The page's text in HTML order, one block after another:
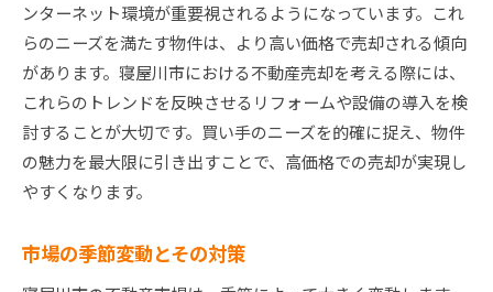
ンターネット環境が重要視されるようになっています。これ
らのニーズを満たす物件は、より高い価格で売却される傾向
があります。寝屋川市における不動産売却を考える際には、
これらのトレンドを反映させるリフォームや設備の導入を検
討することが大切です。買い手のニーズを的確に捉え、物件
の魅力を最大限に引き出すことで、高価格での売却が実現し
やすくなります。
市場の季節変動とその対策